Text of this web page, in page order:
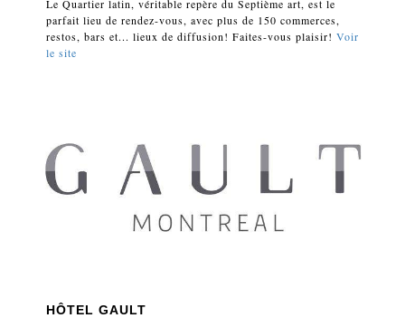
Le Quartier latin, véritable repère du Septième art, est le
parfait lieu de rendez-vous, avec plus de 150 commerces,
restos, bars et... lieux de diffusion! Faites-vous plaisir! Voir
le site
HÔTEL GAULT